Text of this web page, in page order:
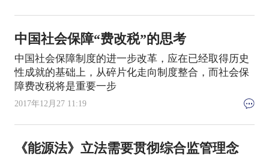
中国社会保障“费改税”的思考
中国社会保障制度的进一步改革，应在已经取得历史
性成就的基础上，从碎片化走向制度整合，而社会保
障费改税将是重要一步
2017年12月27 11:19
《能源法》立法需要贯彻综合监管理念